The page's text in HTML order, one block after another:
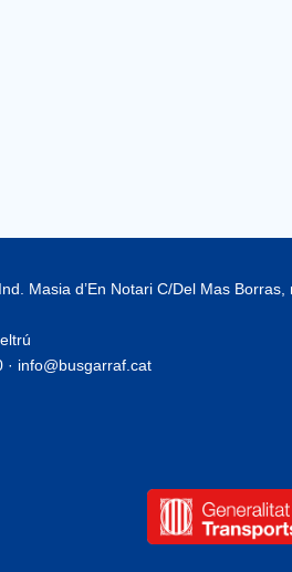
Masia d’En Notari C/Del Mas Borras,
· info@busgarraf.cat